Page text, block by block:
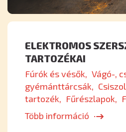
ELEKTROMOS
TARTOZÉKAI
Fúrók és vésők
Vágó-,
gyémánttárcsák
tartozék
Fűrészlapok
Több információ